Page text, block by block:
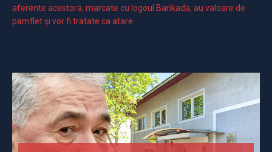
aferente acestora, marcate cu logoul Barikada, au valoare de
pamflet și vor fi tratate ca atare.